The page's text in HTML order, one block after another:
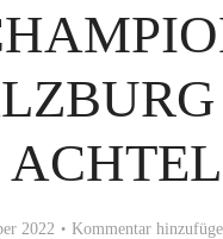
2022 Kommentar